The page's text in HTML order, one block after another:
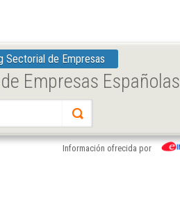
Sectorial de Empresas
Empresas Españolas
Información ofrecida por